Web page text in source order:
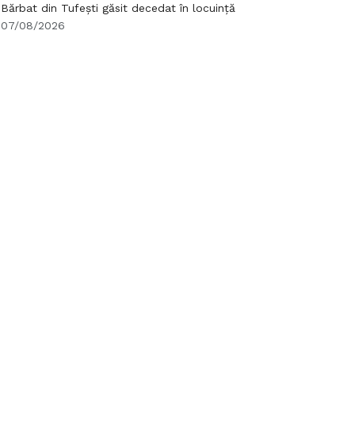
Bărbat din Tufești găsit decedat în locuință
07/08/2026